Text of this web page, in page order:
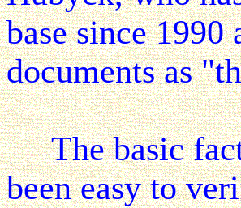
base since
documents as
The basic facts
been easy to